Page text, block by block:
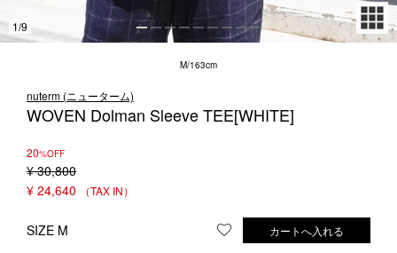
1/9
M/163cm
nuterm (ニューターム)
WOVEN Dolman Sleeve TEE[WHITE]
20%OFF
¥ 30,800
¥ 24,640
SIZE M お気に入りに登録する
カートへ入れる